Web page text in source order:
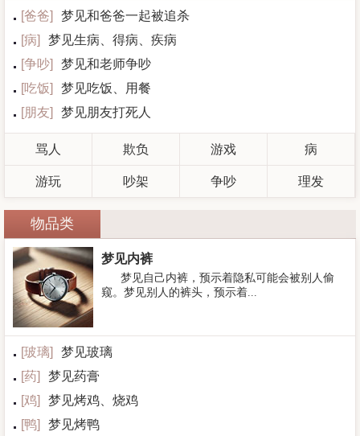
[爸爸]
梦见和爸爸一起被追杀
[病]
梦见生病、得病、疾病
[争吵]
梦见和老师争吵
[吃饭]
梦见吃饭、用餐
[朋友] 梦见朋友打死人
骂人 欺负 游戏 病
游玩 吵架 争吵 理发
物品类
梦见内裤
梦见自己内裤，预示着隐私可能会被别人偷
窥。梦见别人的裤头，预示着...
[玻璃]
梦见玻璃
[药]
梦见药膏
[鸡]
梦见烤鸡、烧鸡
[鸭] 梦见烤鸭